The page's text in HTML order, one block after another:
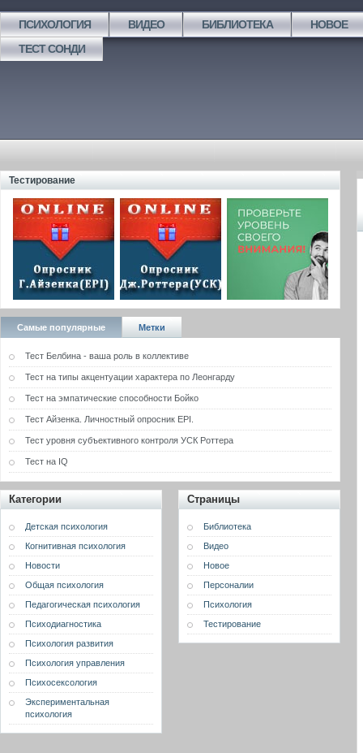
ПСИХОЛОГИЯ ВИДЕО БИБЛИОТЕКА
НОВОЕ
ТЕСТ СОНДИ
Тестирование
Самые популярные Метки
Тест Белбина - ваша роль в коллективе
Тест на типы акцентуации характера по Леонгарду
Тест на эмпатические способности Бойко
Тест Айзенка. Личностный опросник EPI.
Тест уровня субъективного контроля УСК Роттера
Тест на IQ
Категории
Детская психология
Когнитивная психология
Новости
Общая психология
Педагогическая психология
Психодиагностика
Психология развития
Психология управления
Психосексология
Экспериментальная
психология
Страницы
Библиотека
Видео
Новое
Персоналии
Психология
Тестирование